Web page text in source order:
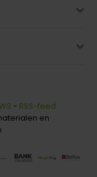
- RSS-feed
en